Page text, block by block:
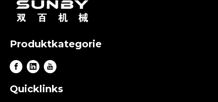
Produktkategorie
Quicklinks